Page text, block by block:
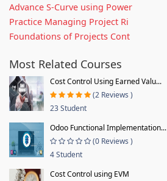
Advance S-Curve using Power
Practice Managing Project Ri
Foundations of Projects Cont
Most Related Courses
Cost Control Using Earned Valu...
(2 Reviews )
23 Student
Odoo Functional Implementation...
(0 Reviews )
4 Student
Cost Control using EVM